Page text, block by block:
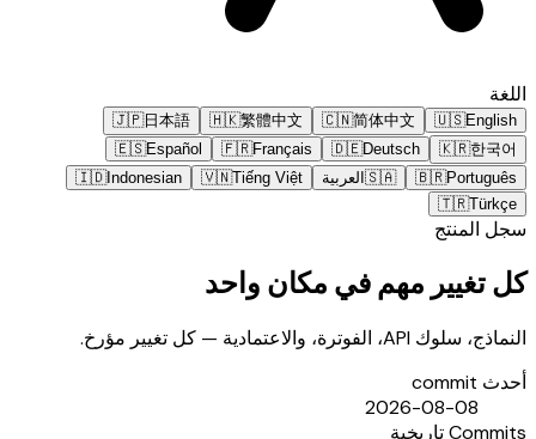
اللغة
🇺🇸English
🇨🇳简体中文
🇭🇰繁體中文
🇯🇵日本語
🇰🇷한국어
🇩🇪Deutsch
🇫🇷Français
🇪🇸Español
🇧🇷Português
🇸🇦 العربية 🇻🇳Tiếng Việt
🇮🇩Indonesian
🇹🇷Türkçe
سجل المنتج
كل تغيير مهم في مكان واحد
النماذج، سلوك API، الفوترة، والاعتمادية — كل تغيير مؤرخ.
أحدث commit
2026-08-08
Commits تاريخية